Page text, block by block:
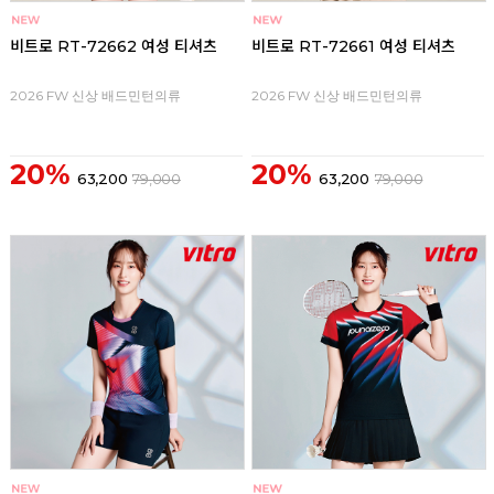
비트로 RT-72662 여성 티셔츠
2026 FW 신상 배드민턴의류
20% 63,200 79,000
비트로 RT-72661 여성 티셔츠
2026 FW 신상 배드민턴의류
20% 63,200 79,000